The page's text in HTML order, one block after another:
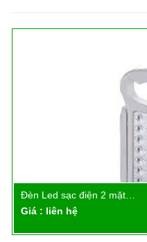
Đèn Led sạc điện 2 mặt…
Giá : liên hệ